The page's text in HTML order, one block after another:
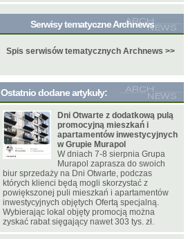
Serwisy tematyczne Archnews
Spis serwisów tematycznych Archnews >>
Ostatnio dodane artykuły:
Dni Otwarte z dodatkową pulą
promocyjną mieszkań i
apartamentów inwestycyjnych
w Grupie Murapol
W dniach 7-8 sierpnia Grupa
Murapol zaprasza do swoich
biur sprzedaży na Dni Otwarte, podczas
których klienci będą mogli skorzystać z
powiększonej puli mieszkań i apartamentów
inwestycyjnych objętych Ofertą specjalną.
Wybierając lokal objęty promocją można
zyskać rabat sięgający nawet 303 tys. zł.